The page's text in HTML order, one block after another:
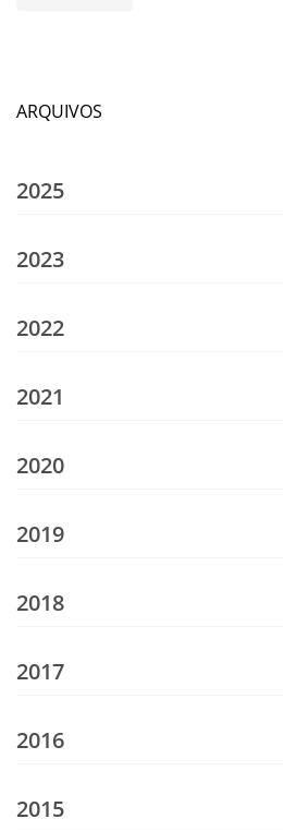
ARQUIVOS
2025
2023
2022
2021
2020
2019
2018
2017
2016
2015